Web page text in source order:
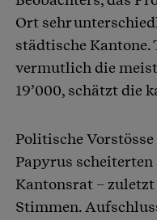
Ort sehr
städtische
vermutlich die
19’000, schätzt die
Politische
Papyrus
Kantonsrat –
Stimmen.